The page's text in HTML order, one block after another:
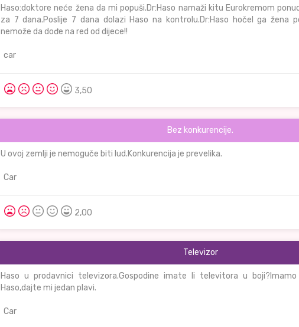
Haso:doktore neće žena da mi popuši.Dr:Haso namaži kitu Eurokremom
za 7 dana.Poslije 7 dana dolazi Haso na kontrolu.Dr:Haso hočel ga žena
nemože da dođe na red od dijece!!
car
3,50
Bez konkurencije.
U ovoj zemlji je nemoguče biti lud.Konkurencija je prevelika.
Car
2,00
Televizor
Haso u prodavnici televizora.Gospodine imate li televitora u
Haso,dajte mi jedan plavi.
Car